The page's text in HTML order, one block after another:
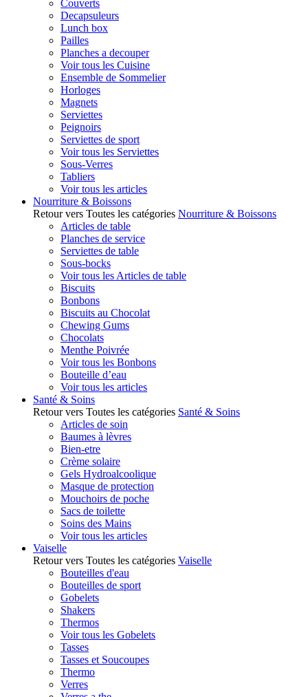
Couverts
Decapsuleurs
Lunch box
Pailles
Planches a decouper
Voir tous les Cuisine
Ensemble de Sommelier
Horloges
Magnets
Serviettes
Peignoirs
Serviettes de sport
Voir tous les Serviettes
Sous-Verres
Tabliers
Voir tous les articles
Nourriture & Boissons
Retour vers Toutes les catégories Nourriture & Boissons
Articles de table
Planches de service
Serviettes de table
Sous-bocks
Voir tous les Articles de table
Biscuits
Bonbons
Biscuits au Chocolat
Chewing Gums
Chocolats
Menthe Poivrée
Voir tous les Bonbons
Bouteille d’eau
Voir tous les articles
Santé & Soins
Retour vers Toutes les catégories Santé & Soins
Articles de soin
Baumes à lèvres
Bien-etre
Crème solaire
Gels Hydroalcoolique
Masque de protection
Mouchoirs de poche
Sacs de toilette
Soins des Mains
Voir tous les articles
Vaiselle
Retour vers Toutes les catégories Vaiselle
Bouteilles d'eau
Bouteilles de sport
Gobelets
Shakers
Thermos
Voir tous les Gobelets
Tasses
Tasses et Soucoupes
Thermo
Verres